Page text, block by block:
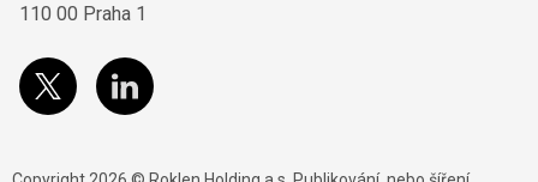
110 00 Praha 1